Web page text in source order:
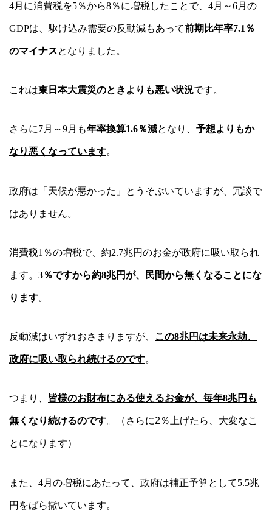
4月に消費税を5％から8％に増税したことで、 4月～6月の
GDPは、駆け込み需要の反動減もあって前期比年率7.1 ％
のマイナスとなりました。
これは東日本大震災のときよりも悪い状況です。
さらに7月～9月も年率換算1.6％減となり、 予想よりもか
なり悪くなっています。
政府は「天候が悪かった」とうそぶいていますが、冗談で
はありません。
消費税1 ％の増税で、約2.7兆円のお金が政府に吸い取られ
ます。 3％ですから約8兆円が、民間から無くなることにな
ります。
反動減はいずれおさまりますが、 この8兆円は未来永劫、
政府に吸い取られ続けるのです。
つまり、 皆様のお財布にある使えるお金が、毎年8兆円も
無くなり続けるのです。（さらに2％上げたら、大変なこ
とになります）
また、4月の増税にあたって、政府は補正予算として5.5兆
円をばら撒いています。